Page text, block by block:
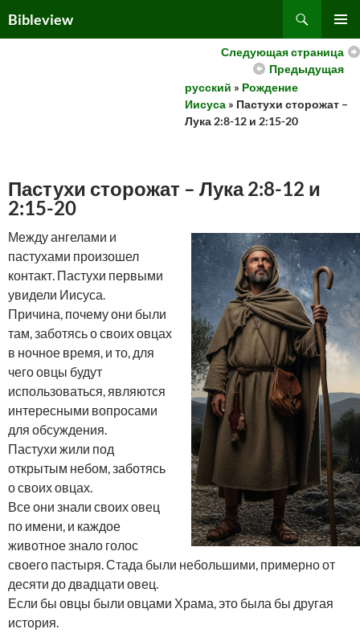
toBibleview
MENU
Следующая страница
Предыдущая
русский » Рождение
Иисуса » Пастухи сторожат –
Лука 2:8-12 и 2:15-20
Пастухи сторожат – Лука 2:8-12 и
2:15-20
Между ангелами и
пастухами произошел
контакт. Пастухи первыми
увидели Иисуса.
Причина, почему они были
там, заботясь о своих овцах
в ночное время, и то, для
чего овцы будут
использоваться, являются
интересными вопросами
для обсуждения.
Пастухи жили под
открытым небом, заботясь
о своих овцах.
Все они знали своих овец
по имени, и каждое
животное знало голос
своего пастыря. Стада были небольшими, примерно от
десяти до двадцати овец.
Если бы овцы были овцами Храма, это была бы другая
история.